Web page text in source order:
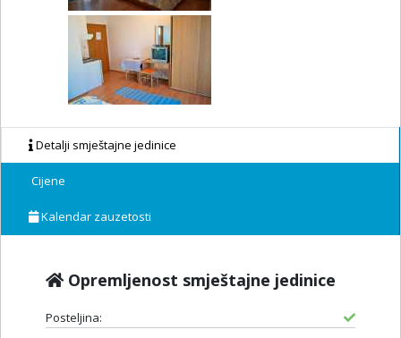
Detalji smještajne jedinice
Cijene
Kalendar zauzetosti
Opremljenost smještajne jedinice
Posteljina: